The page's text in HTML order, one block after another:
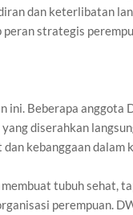
dan keterlibatan
strategis
ini. Beberapa anggota
diserahkan
dan kebanggaan
tubuh sehat,
perempuan.